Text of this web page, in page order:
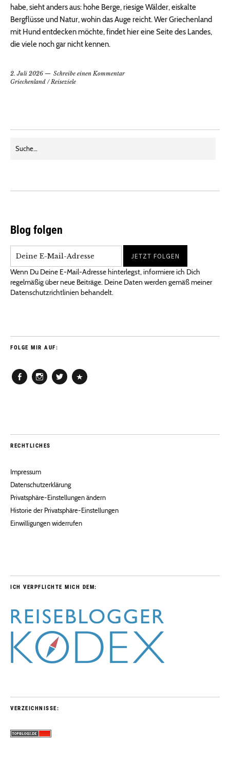
habe, sieht anders aus: hohe Berge, riesige Wälder, eiskalte
Bergflüsse und Natur, wohin das Auge reicht. Wer Griechenland
mit Hund entdecken möchte, findet hier eine Seite des Landes,
die viele noch gar nicht kennen.
2. Juli 2026
Schreibe einen Kommentar
Griechenland / Reiseziele
Blog folgen
Wenn Du Deine E-Mail-Adresse hinterlegst, informiere ich Dich
regelmäßig über neue Beiträge. Deine Daten werden gemäß meiner
Datenschutzrichtlinien behandelt.
FOLGE MIR AUF:
RECHTLICHES
Impressum
Datenschutzerklärung
Privatsphäre-Einstellungen ändern
Historie der Privatsphäre-Einstellungen
Einwilligungen widerrufen
ICH VERPFLICHTE MICH DEM:
VERZEICHNISSE: